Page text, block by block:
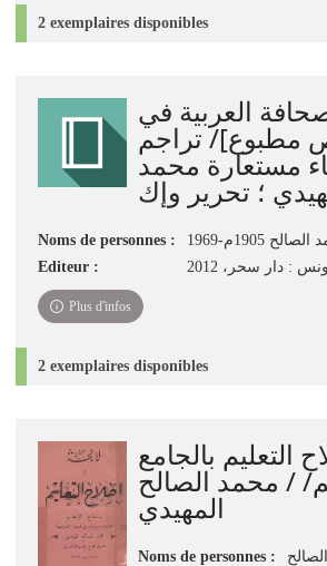
2 exemplaires disponibles
العربية في
مطبوع]/ تراجم
مستعارة محمد
Noms de personnes :
1905م-1969
Editeur :
: دار سحر، 2012
Plus d'infos
2 exemplaires disponibles
التعليم بالجامع
/ محمد الصالح
المهيدي
Noms de personnes :